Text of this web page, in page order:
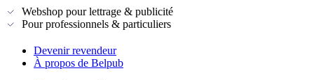
Webshop pour lettrage & publicité
Pour professionnels & particuliers
Devenir revendeur
À propos de Belpub